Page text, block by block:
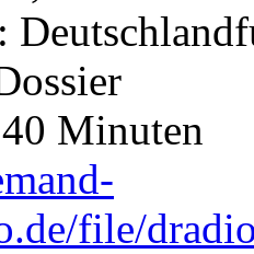
Minuten
file/